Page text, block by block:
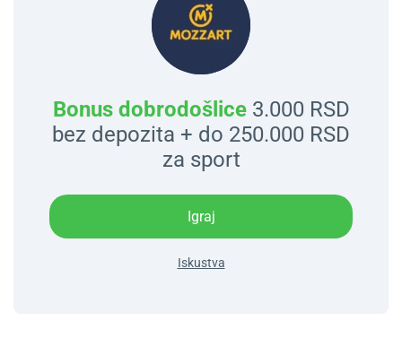
Bonus dobrodošlice3.000 RSD
bez depozita + do 250.000 RSD
za sport
Igraj
Iskustva